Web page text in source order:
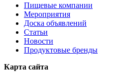
Пищевые компании
Мероприятия
Доска объявлений
Статьи
Новости
Продуктовые бренды
Карта сайта